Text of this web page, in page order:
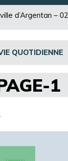
d’Argentan –
QUOTIDIENNE
1